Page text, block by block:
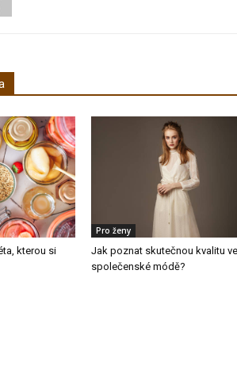
kterou si
Pro ženy
Jak poznat skutečnou kvalitu ve
společenské módě?